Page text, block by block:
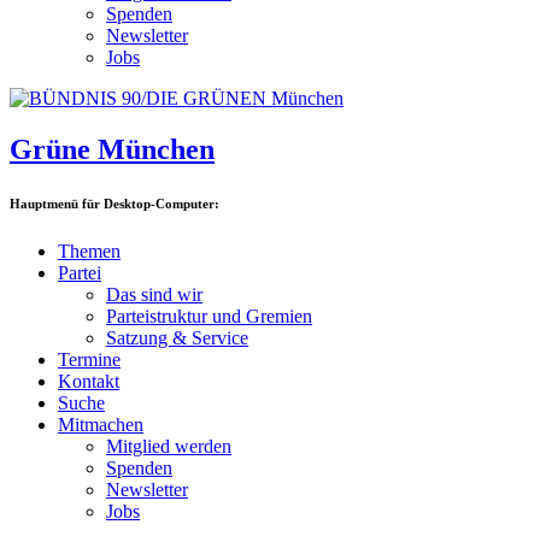
Spenden
Newsletter
Jobs
Grüne München
Hauptmenü für Desktop-Computer:
Themen
Partei
Das sind wir
Parteistruktur und Gremien
Satzung & Service
Termine
Kontakt
Suche
Mitmachen
Mitglied werden
Spenden
Newsletter
Jobs